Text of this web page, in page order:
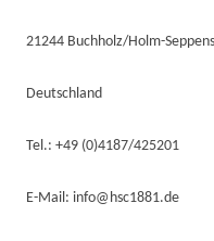
21244 Buchholz/Holm-
Deutschland
Tel.: +49 (0)4187/425201
E-Mail: info@hsc1881.de